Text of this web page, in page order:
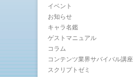
イベント
お知らせ
キャラ名鑑
ゲストマニュアル
コラム
コンテンツ業界サバイバル講座
スクリプトゼミ